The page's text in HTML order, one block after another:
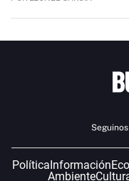
PolíticaInformación
Ambiente